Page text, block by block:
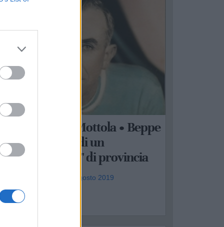
C'era una volta Mottola • Beppe
Quero: il sogno di un
di provincia
Carbotti - sab 17 agosto 2019